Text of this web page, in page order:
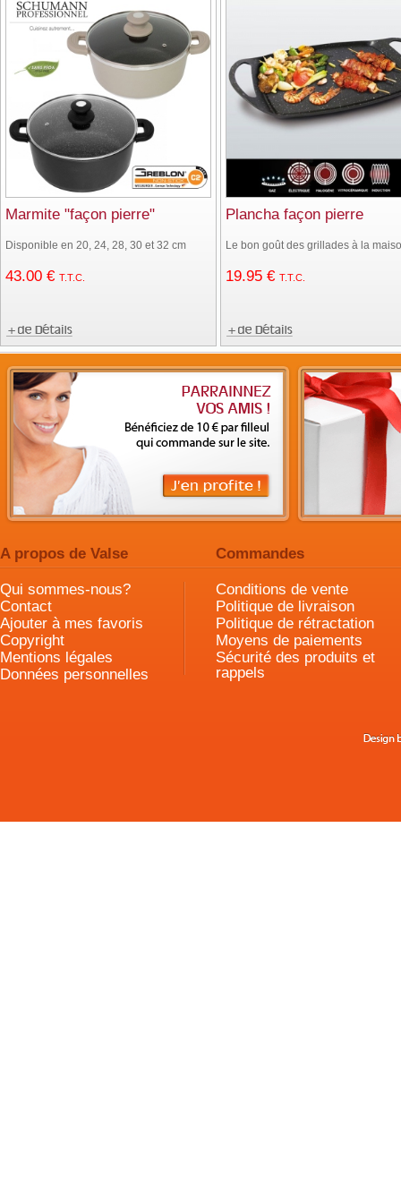
Marmite "façon pierre"
Disponible en 20, 24, 28, 30 et 32 cm
43.00 € T.T.C.
Plancha façon pierre
Le bon goût des grillades à la
19.95 € T.T.C.
A propos de Valse Commandes
Qui sommes-nous?
Contact
Ajouter à mes favoris
Copyright
Mentions légales
Données personnelles
Conditions de vente
Politique de livraison
Politique de rétractation
Moyens de paiements
Sécurité des produits et
rappels